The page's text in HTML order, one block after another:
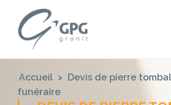
Accueil > Devis de pierre
funéraire